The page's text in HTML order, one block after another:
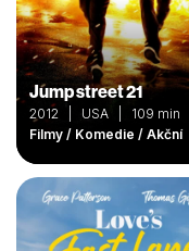
Jump street 21
2012 | USA | 109 min
Filmy / Komedie / Akční